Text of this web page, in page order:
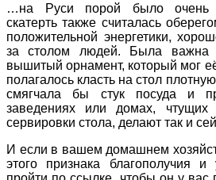
…на Руси порой было очень
скатерть также считалась
положительной энергетики,
за столом людей. Была важна
вышитый орнамент, который мог
полагалось класть на стол
смягчала бы стук посуда и
заведениях или домах,
сервировки стола, делают так и
И если в вашем домашнем
этого признака благополучия